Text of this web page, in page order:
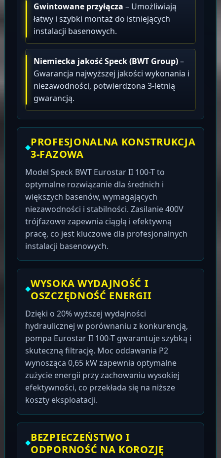
Gwintowane przyłącza – Umożliwiają
łatwy i szybki montaż do istniejących
instalacji basenowych.
Niemiecka jakość Speck (BWT Group)–
Gwarancja najwyższej jakości wykonania i
niezawodności, potwierdzona 3-letnią
gwarancją.
PROFESJONALNA KONSTRUKCJA
3-FAZOWA
Model Speck BWT Eurostar II 100-T to
optymalne rozwiązanie dla średnich i
większych basenów, wymagających
niezawodności i stabilności. Zasilanie 400V
trójfazowe zapewnia ciągłą i efektywną
pracę, co jest kluczowe dla profesjonalnych
instalacji basenowych.
WYSOKA WYDAJNOŚĆ I
OSZCZĘDNOŚĆ ENERGII
Dzięki o 20% wyższej wydajności
hydraulicznej w porównaniu z konkurencją,
pompa Eurostar II 100-T gwarantuje szybką i
skuteczną filtrację. Moc oddawania P2
wynosząca 0,65 kW zapewnia optymalne
zużycie energii przy zachowaniu wysokiej
efektywności, co przekłada się na niższe
koszty eksploatacji.
BEZPIECZEŃSTWO I
ODPORNOŚĆ NA KOROZJĘ